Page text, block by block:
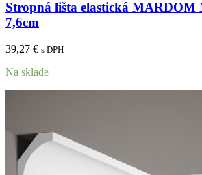
Stropná lišta elastická MARDOM
7,6cm
39,27 € s DPH
Na sklade